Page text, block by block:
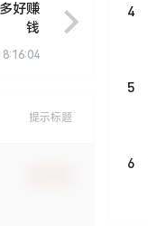
好赚
钱
提示标题
4
5
6